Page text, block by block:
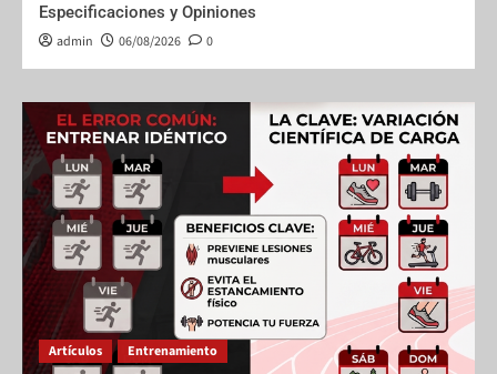
Especificaciones y Opiniones
admin 06/08/2026 0
Artículos Entrenamiento